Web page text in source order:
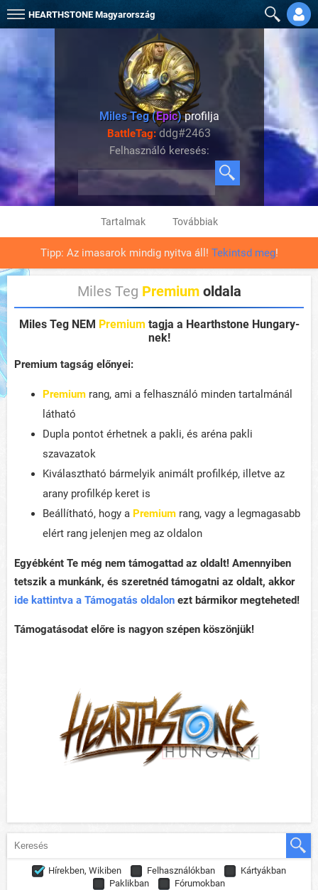
HEARTHSTONE Magyarország
Miles Teg (Epic)profilja
BattleTag: ddg#2463
Felhasználó keresés:
Tartalmak Továbbiak
Tipp: Az imasarok mindig nyitva áll! Tekintsd meg!
Miles Teg Premiumoldala
Miles Teg NEM Premium tagja a Hearthstone Hungary-
nek!
Premium tagság előnyei:
Premium rang, ami a felhasználó minden tartalmánál
látható
Dupla pontot érhetnek a pakli, és aréna pakli
szavazatok
Kiválasztható bármelyik animált profilkép, illetve az
arany profilkép keret is
Beállítható, hogy a Premium rang, vagy a legmagasabb
elért rang jelenjen meg az oldalon
Egyébként Te még nem támogattad az oldalt! Amennyiben
tetszik a munkánk, és szeretnéd támogatni az oldalt, akkor
ide kattintva a Támogatás oldalon ezt bármikor megteheted!
Támogatásodat előre is nagyon szépen köszönjük!
Hírekben, Wikiben Felhasználókban
Kártyákban
Paklikban
Fórumokban